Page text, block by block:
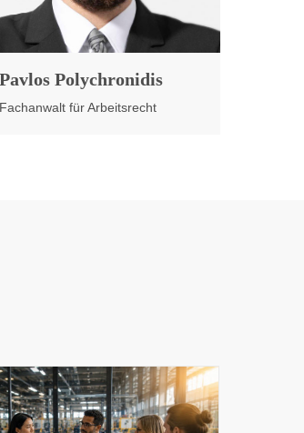
Pavlos Polychronidis
Fachanwalt für Arbeitsrecht